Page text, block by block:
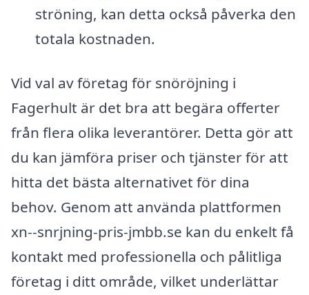
ströning, kan detta också påverka den
totala kostnaden.
Vid val av företag för snöröjning i
Fagerhult är det bra att begära offerter
från flera olika leverantörer. Detta gör att
du kan jämföra priser och tjänster för att
hitta det bästa alternativet för dina
behov. Genom att använda plattformen
xn--snrjning-pris-jmbb.se kan du enkelt få
kontakt med professionella och pålitliga
företag i ditt område, vilket underlättar